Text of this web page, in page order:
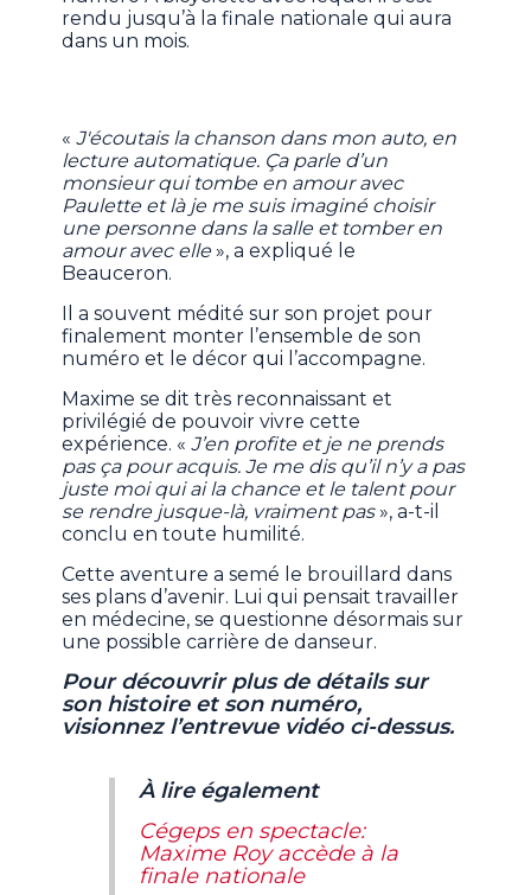
rendu jusqu’à la finale nationale qui aura
dans un mois.
«J'écoutais la chanson dans mon auto, en
lecture automatique. Ça parle d’un
monsieur qui tombe en amour avec
Paulette et là je me suis imaginé choisir
une personne dans la salle et tomber en
amour avec elle», a expliqué le
Beauceron.
Il a souvent médité sur son projet pour
finalement monter l’ensemble de son
numéro et le décor qui l’accompagne.
Maxime se dit très reconnaissant et
privilégié de pouvoir vivre cette
expérience. «J’en profite et je ne prends
pas ça pour acquis. Je me dis qu’il n’y a pas
juste moi qui ai la chance et le talent pour
se rendre jusque-là, vraiment pas», a-t-il
conclu en toute humilité.
Cette aventure a semé le brouillard dans
ses plans d’avenir. Lui qui pensait travailler
en médecine, se questionne désormais sur
une possible carrière de danseur.
Pour découvrir plus de détails sur
son histoire et son numéro,
visionnez l’entrevue vidéo ci-dessus.
À lire également
Cégeps en spectacle:
Maxime Roy accède à la
finale nationale